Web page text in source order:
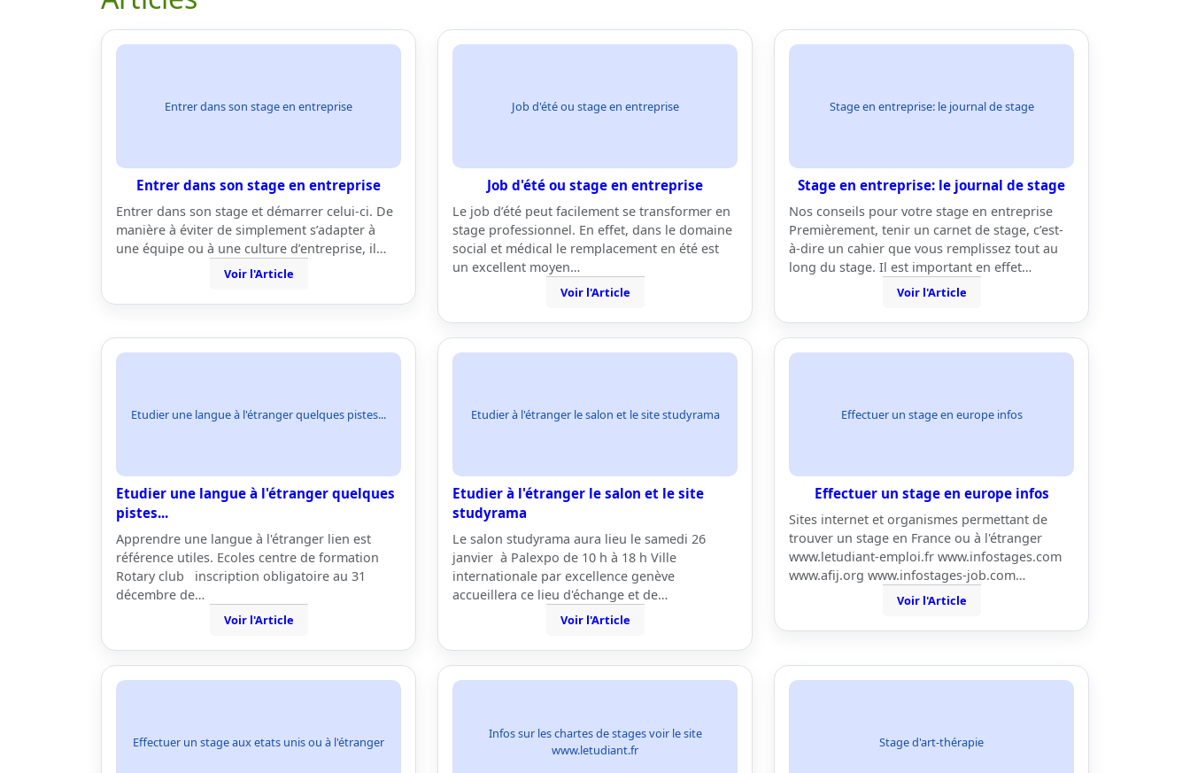
Entrer dans son stage en entreprise
Entrer dans son stage en entreprise
Entrer dans son stage et démarrer celui-ci. De
manière à éviter de simplement s’adapter à
une équipe ou à une culture d’entreprise, il…
Voir l'Article
Job d'été ou stage en entreprise
Job d'été ou stage en entreprise
Le job d’été peut facilement se transformer en
stage professionnel. En effet, dans le domaine
social et médical le remplacement en été est
un excellent moyen…
Voir l'Article
Stage en entreprise: le journal de stage
Stage en entreprise: le journal de stage
Nos conseils pour votre stage en entreprise
Premièrement, tenir un carnet de stage, c’est-
à-dire un cahier que vous remplissez tout au
long du stage. Il est important en effet…
Voir l'Article
Etudier une langue à l'étranger quelques pistes...
Etudier une langue à l'étranger quelques
pistes...
Apprendre une langue à l'étranger lien est
référence utiles. Ecoles centre de formation
Rotary club inscription obligatoire au 31
décembre de…
Voir l'Article
Etudier à l'étranger le salon et le site studyrama
Etudier à l'étranger le salon et le site
studyrama
Le salon studyrama aura lieu le samedi 26
janvier à Palexpo de 10 h à 18 h Ville
internationale par excellence genève
accueillera ce lieu d'échange et de…
Voir l'Article
Effectuer un stage en europe infos
Effectuer un stage en europe infos
Sites internet et organismes permettant de
trouver un stage en France ou à l'étranger
www.letudiant-emploi.fr www.infostages.com
www.afij.org www.infostages-job.com…
Voir l'Article
Effectuer un stage aux etats unis ou à l'étranger
Infos sur les chartes de stages voir le site
www.letudiant.fr
Stage d'art-thérapie